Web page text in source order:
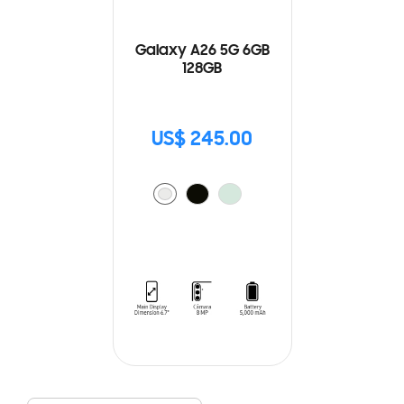
Galaxy A26 5G 6GB
128GB
US$ 245.00